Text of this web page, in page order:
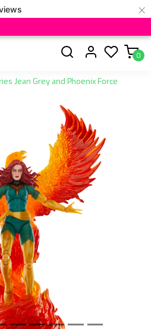
×
0
Jean Grey and Phoenix Force